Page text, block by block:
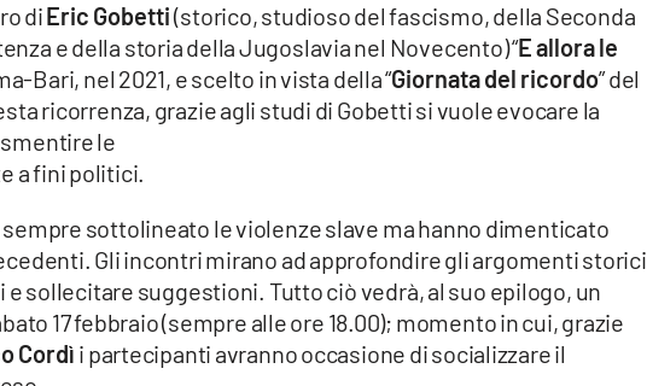
diEric Gobetti(storico, studioso del fascismo, della Seconda
e della storia della Jugoslavia nel Novecento) “E allora le
Bari, nel 2021, e scelto in vista della “Giornata del ricordo” del
ricorrenza, grazie agli studi di Gobetti si vuole evocare la
le
a fini politici.
sottolineato le violenze slave ma hanno dimenticato
Gli incontri mirano ad approfondire gli argomenti storici
sollecitare suggestioni. Tutto ciò vedrà, al suo epilogo, un
17 febbraio (sempre alle ore 18.00); momento in cui, grazie
Cordì i partecipanti avranno occasione di socializzare il